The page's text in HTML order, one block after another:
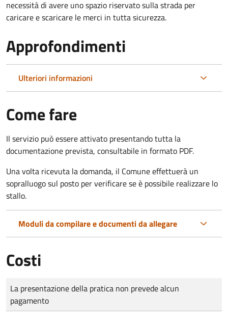
necessità di avere uno spazio riservato sulla strada per
caricare e scaricare le merci in tutta sicurezza.
Approfondimenti
Ulteriori informazioni
Come fare
Il servizio può essere attivato presentando tutta la
documentazione prevista, consultabile in formato PDF.
Una volta ricevuta la domanda, il Comune effettuerà un
sopralluogo sul posto per verificare se è possibile realizzare lo
stallo.
Moduli da compilare e documenti da allegare
Costi
Tipo di pagamento
Importo
La presentazione della pratica non prevede alcun
pagamento